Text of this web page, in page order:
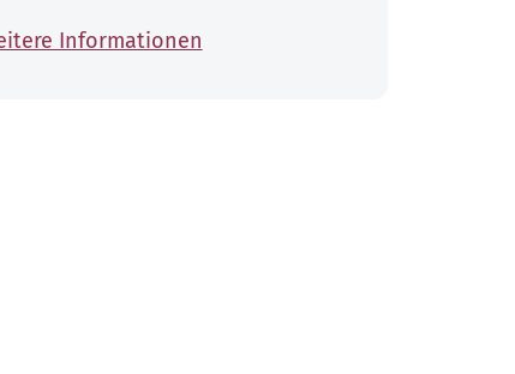
Informationen